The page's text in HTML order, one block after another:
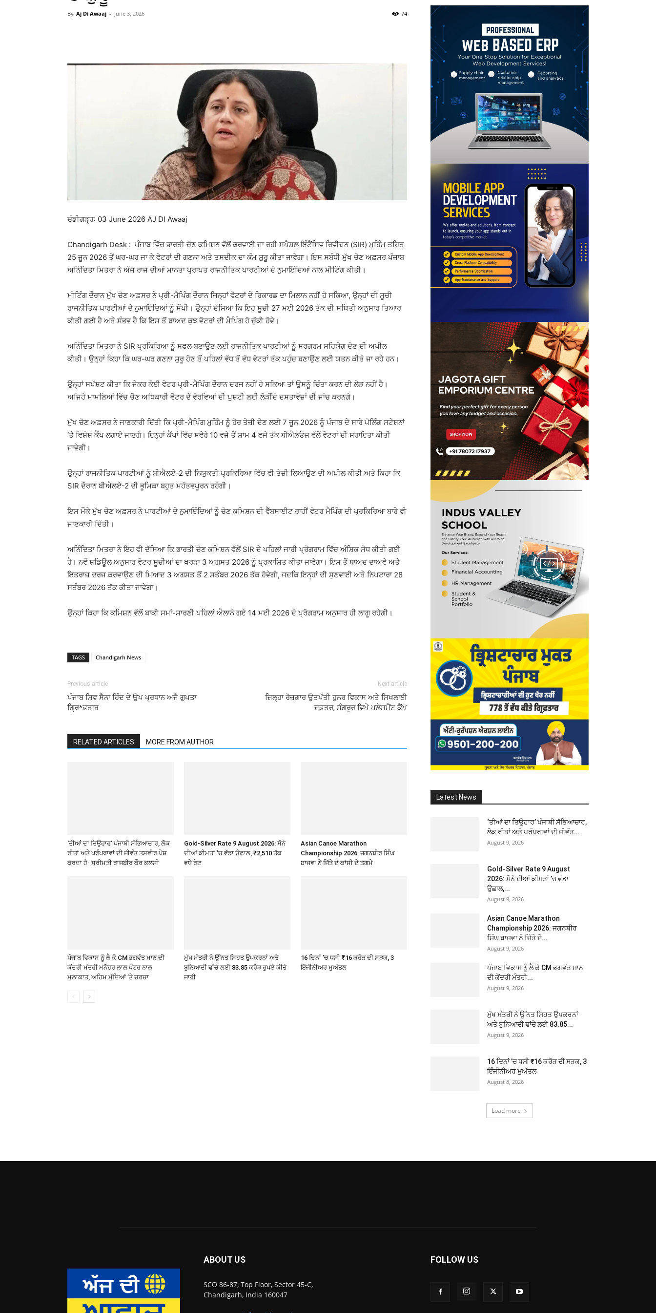
By Aj Di Awaaj - June 3, 2026 74
Email Print
ਚੰਡੀਗੜ੍ਹ: 03 June 2026 AJ DI Awaaj
Chandigarh Desk : ਪੰਜਾਬ ਵਿੱਚ ਭਾਰਤੀ ਚੋਣ ਕਮਿਸ਼ਨ ਵੱਲੋਂ ਕਰਵਾਈ ਜਾ ਰਹੀ ਸਪੈਸ਼ਲ ਇੰਟੈਂਸਿਵ ਰਿਵੀਜ਼ਨ (SIR) ਮੁਹਿੰਮ ਤਹਿਤ
25 ਜੂਨ 2026 ਤੋਂ ਘਰ-ਘਰ ਜਾ ਕੇ ਵੋਟਰਾਂ ਦੀ ਗਣਨਾ ਅਤੇ ਤਸਦੀਕ ਦਾ ਕੰਮ ਸ਼ੁਰੂ ਕੀਤਾ ਜਾਵੇਗਾ। ਇਸ ਸਬੰਧੀ ਮੁੱਖ ਚੋਣ ਅਫ਼ਸਰ ਪੰਜਾਬ
ਅਨਿੰਦਿਤਾ ਮਿਤਰਾ ਨੇ ਅੱਜ ਰਾਜ ਦੀਆਂ ਮਾਨਤਾ ਪ੍ਰਾਪਤ ਰਾਜਨੀਤਿਕ ਪਾਰਟੀਆਂ ਦੇ ਨੁਮਾਇੰਦਿਆਂ ਨਾਲ ਮੀਟਿੰਗ ਕੀਤੀ।
ਮੀਟਿੰਗ ਦੌਰਾਨ ਮੁੱਖ ਚੋਣ ਅਫ਼ਸਰ ਨੇ ਪ੍ਰੀ-ਮੈਪਿੰਗ ਦੌਰਾਨ ਜਿਨ੍ਹਾਂ ਵੋਟਰਾਂ ਦੇ ਰਿਕਾਰਡ ਦਾ ਮਿਲਾਨ ਨਹੀਂ ਹੋ ਸਕਿਆ, ਉਨ੍ਹਾਂ ਦੀ ਸੂਚੀ
ਰਾਜਨੀਤਿਕ ਪਾਰਟੀਆਂ ਦੇ ਨੁਮਾਇੰਦਿਆਂ ਨੂੰ ਸੌਂਪੀ। ਉਨ੍ਹਾਂ ਦੱਸਿਆ ਕਿ ਇਹ ਸੂਚੀ 27 ਮਈ 2026 ਤੱਕ ਦੀ ਸਥਿਤੀ ਅਨੁਸਾਰ ਤਿਆਰ
ਕੀਤੀ ਗਈ ਹੈ ਅਤੇ ਸੰਭਵ ਹੈ ਕਿ ਇਸ ਤੋਂ ਬਾਅਦ ਕੁਝ ਵੋਟਰਾਂ ਦੀ ਮੈਪਿੰਗ ਹੋ ਚੁੱਕੀ ਹੋਵੇ।
ਅਨਿੰਦਿਤਾ ਮਿਤਰਾ ਨੇ SIR ਪ੍ਰਕਿਰਿਆ ਨੂੰ ਸਫਲ ਬਣਾਉਣ ਲਈ ਰਾਜਨੀਤਿਕ ਪਾਰਟੀਆਂ ਨੂੰ ਸਰਗਰਮ ਸਹਿਯੋਗ ਦੇਣ ਦੀ ਅਪੀਲ
ਕੀਤੀ। ਉਨ੍ਹਾਂ ਕਿਹਾ ਕਿ ਘਰ-ਘਰ ਗਣਨਾ ਸ਼ੁਰੂ ਹੋਣ ਤੋਂ ਪਹਿਲਾਂ ਵੱਧ ਤੋਂ ਵੱਧ ਵੋਟਰਾਂ ਤੱਕ ਪਹੁੰਚ ਬਣਾਉਣ ਲਈ ਯਤਨ ਕੀਤੇ ਜਾ ਰਹੇ ਹਨ।
ਉਨ੍ਹਾਂ ਸਪੱਸ਼ਟ ਕੀਤਾ ਕਿ ਜੇਕਰ ਕੋਈ ਵੋਟਰ ਪ੍ਰੀ-ਮੈਪਿੰਗ ਦੌਰਾਨ ਦਰਜ ਨਹੀਂ ਹੋ ਸਕਿਆ ਤਾਂ ਉਸਨੂੰ ਚਿੰਤਾ ਕਰਨ ਦੀ ਲੋੜ ਨਹੀਂ ਹੈ।
ਅਜਿਹੇ ਮਾਮਲਿਆਂ ਵਿੱਚ ਚੋਣ ਅਧਿਕਾਰੀ ਵੋਟਰ ਦੇ ਵੇਰਵਿਆਂ ਦੀ ਪੁਸ਼ਟੀ ਲਈ ਲੋੜੀਂਦੇ ਦਸਤਾਵੇਜ਼ਾਂ ਦੀ ਜਾਂਚ ਕਰਨਗੇ।
ਮੁੱਖ ਚੋਣ ਅਫ਼ਸਰ ਨੇ ਜਾਣਕਾਰੀ ਦਿੱਤੀ ਕਿ ਪ੍ਰੀ-ਮੈਪਿੰਗ ਮੁਹਿੰਮ ਨੂੰ ਹੋਰ ਤੇਜ਼ੀ ਦੇਣ ਲਈ 7 ਜੂਨ 2026 ਨੂੰ ਪੰਜਾਬ ਦੇ ਸਾਰੇ ਪੋਲਿੰਗ ਸਟੇਸ਼ਨਾਂ
‘ਤੇ ਵਿਸ਼ੇਸ਼ ਕੈਂਪ ਲਗਾਏ ਜਾਣਗੇ। ਇਨ੍ਹਾਂ ਕੈਂਪਾਂ ਵਿੱਚ ਸਵੇਰੇ 10 ਵਜੇ ਤੋਂ ਸ਼ਾਮ 4 ਵਜੇ ਤੱਕ ਬੀਐਲਓਜ਼ ਵੱਲੋਂ ਵੋਟਰਾਂ ਦੀ ਸਹਾਇਤਾ ਕੀਤੀ
ਜਾਵੇਗੀ।
ਉਨ੍ਹਾਂ ਰਾਜਨੀਤਿਕ ਪਾਰਟੀਆਂ ਨੂੰ ਬੀਐਲਏ-2 ਦੀ ਨਿਯੁਕਤੀ ਪ੍ਰਕਿਰਿਆ ਵਿੱਚ ਵੀ ਤੇਜ਼ੀ ਲਿਆਉਣ ਦੀ ਅਪੀਲ ਕੀਤੀ ਅਤੇ ਕਿਹਾ ਕਿ
SIR ਦੌਰਾਨ ਬੀਐਲਏ-2 ਦੀ ਭੂਮਿਕਾ ਬਹੁਤ ਮਹੱਤਵਪੂਰਨ ਰਹੇਗੀ।
ਇਸ ਮੌਕੇ ਮੁੱਖ ਚੋਣ ਅਫ਼ਸਰ ਨੇ ਪਾਰਟੀਆਂ ਦੇ ਨੁਮਾਇੰਦਿਆਂ ਨੂੰ ਚੋਣ ਕਮਿਸ਼ਨ ਦੀ ਵੈੱਬਸਾਈਟ ਰਾਹੀਂ ਵੋਟਰ ਮੈਪਿੰਗ ਦੀ ਪ੍ਰਕਿਰਿਆ ਬਾਰੇ ਵੀ
ਜਾਣਕਾਰੀ ਦਿੱਤੀ।
ਅਨਿੰਦਿਤਾ ਮਿਤਰਾ ਨੇ ਇਹ ਵੀ ਦੱਸਿਆ ਕਿ ਭਾਰਤੀ ਚੋਣ ਕਮਿਸ਼ਨ ਵੱਲੋਂ SIR ਦੇ ਪਹਿਲਾਂ ਜਾਰੀ ਪ੍ਰੋਗਰਾਮ ਵਿੱਚ ਅੰਸ਼ਿਕ ਸੋਧ ਕੀਤੀ ਗਈ
ਹੈ। ਨਵੇਂ ਸ਼ਡਿਊਲ ਅਨੁਸਾਰ ਵੋਟਰ ਸੂਚੀਆਂ ਦਾ ਖਰੜਾ 3 ਅਗਸਤ 2026 ਨੂੰ ਪ੍ਰਕਾਸ਼ਿਤ ਕੀਤਾ ਜਾਵੇਗਾ। ਇਸ ਤੋਂ ਬਾਅਦ ਦਾਅਵੇ ਅਤੇ
ਇਤਰਾਜ਼ ਦਰਜ ਕਰਵਾਉਣ ਦੀ ਮਿਆਦ 3 ਅਗਸਤ ਤੋਂ 2 ਸਤੰਬਰ 2026 ਤੱਕ ਹੋਵੇਗੀ, ਜਦਕਿ ਇਨ੍ਹਾਂ ਦੀ ਸੁਣਵਾਈ ਅਤੇ ਨਿਪਟਾਰਾ 28
ਸਤੰਬਰ 2026 ਤੱਕ ਕੀਤਾ ਜਾਵੇਗਾ।
ਉਨ੍ਹਾਂ ਕਿਹਾ ਕਿ ਕਮਿਸ਼ਨ ਵੱਲੋਂ ਬਾਕੀ ਸਮਾਂ-ਸਾਰਣੀ ਪਹਿਲਾਂ ਐਲਾਨੇ ਗਏ 14 ਮਈ 2026 ਦੇ ਪ੍ਰੋਗਰਾਮ ਅਨੁਸਾਰ ਹੀ ਲਾਗੂ ਰਹੇਗੀ।
TAGS Chandigarh News
Previous article
ਪੰਜਾਬ ਸ਼ਿਵ ਸੈਨਾ ਹਿੰਦ ਦੇ ਉਪ ਪ੍ਰਧਾਨ ਅਜੈ ਗੁਪਤਾ
ਗ੍ਰਿ*ਫ਼ਤਾਰ
Next article
ਜ਼ਿਲ੍ਹਾ ਰੋਜ਼ਗਾਰ ਉਤਪੱਤੀ ਹੁਨਰ ਵਿਕਾਸ ਅਤੇ ਸਿਖਲਾਈ
ਦਫ਼ਤਰ, ਸੰਗਰੂਰ ਵਿਖੇ ਪਲੇਸਮੈਂਟ ਕੈਂਪ
RELATED ARTICLES MORE FROM AUTHOR
‘ਤੀਆਂ ਦਾ ਤਿਉਹਾਰ’ ਪੰਜਾਬੀ ਸੱਭਿਆਚਾਰ, ਲੋਕ
ਰੀਤਾਂ ਅਤੇ ਪਰੰਪਰਾਵਾਂ ਦੀ ਜੀਵੰਤ ਤਸਵੀਰ ਪੇਸ਼
ਕਰਦਾ ਹੈ- ਸ੍ਰੀਮਤੀ ਰਾਜਬੀਰ ਕੌਰ ਕਲਸੀ
Gold-Silver Rate 9 August 2026: ਸੋਨੇ
ਦੀਆਂ ਕੀਮਤਾਂ ’ਚ ਵੱਡਾ ਉਛਾਲ, ₹2,510 ਤੱਕ
ਵਧੇ ਰੇਟ
Asian Canoe Marathon
Championship 2026: ਜਗਨਬੀਰ ਸਿੰਘ
ਬਾਜਵਾ ਨੇ ਜਿੱਤੇ ਦੋ ਕਾਂਸੀ ਦੇ ਤਗਮੇ
ਪੰਜਾਬ ਵਿਕਾਸ ਨੂੰ ਲੈ ਕੇ CM ਭਗਵੰਤ ਮਾਨ ਦੀ
ਕੇਂਦਰੀ ਮੰਤਰੀ ਮਨੋਹਰ ਲਾਲ ਖੱਟਰ ਨਾਲ
ਮੁਲਾਕਾਤ, ਅਹਿਮ ਮੁੱਦਿਆਂ ’ਤੇ ਚਰਚਾ
ਮੁੱਖ ਮੰਤਰੀ ਨੇ ਉੱਨਤ ਸਿਹਤ ਉਪਕਰਨਾਂ ਅਤੇ
ਬੁਨਿਆਦੀ ਢਾਂਚੇ ਲਈ 83.85 ਕਰੋੜ ਰੁਪਏ ਕੀਤੇ
ਜਾਰੀ
16 ਦਿਨਾਂ ’ਚ ਧਸੀ ₹16 ਕਰੋੜ ਦੀ ਸੜਕ, 3
ਇੰਜੀਨੀਅਰ ਮੁਅੱਤਲ
Latest News
‘ਤੀਆਂ ਦਾ ਤਿਉਹਾਰ’ ਪੰਜਾਬੀ ਸੱਭਿਆਚਾਰ,
ਲੋਕ ਰੀਤਾਂ ਅਤੇ ਪਰੰਪਰਾਵਾਂ ਦੀ ਜੀਵੰਤ...
August 9, 2026
Gold-Silver Rate 9 August
2026: ਸੋਨੇ ਦੀਆਂ ਕੀਮਤਾਂ ’ਚ ਵੱਡਾ
ਉਛਾਲ,...
August 9, 2026
Asian Canoe Marathon
Championship 2026: ਜਗਨਬੀਰ
ਸਿੰਘ ਬਾਜਵਾ ਨੇ ਜਿੱਤੇ ਦੋ...
August 9, 2026
ਪੰਜਾਬ ਵਿਕਾਸ ਨੂੰ ਲੈ ਕੇ CM ਭਗਵੰਤ ਮਾਨ
ਦੀ ਕੇਂਦਰੀ ਮੰਤਰੀ...
August 9, 2026
ਮੁੱਖ ਮੰਤਰੀ ਨੇ ਉੱਨਤ ਸਿਹਤ ਉਪਕਰਨਾਂ
ਅਤੇ ਬੁਨਿਆਦੀ ਢਾਂਚੇ ਲਈ 83.85...
August 9, 2026
16 ਦਿਨਾਂ ’ਚ ਧਸੀ ₹16 ਕਰੋੜ ਦੀ ਸੜਕ, 3
ਇੰਜੀਨੀਅਰ ਮੁਅੱਤਲ
August 8, 2026
Load more
ABOUT US
SCO 86-87, Top Floor, Sector 45-C,
Chandigarh, India 160047
FOLLOW US